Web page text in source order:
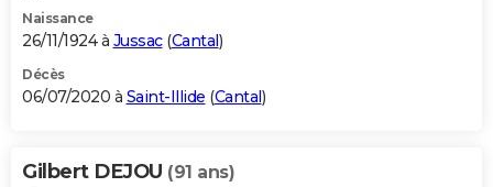
Naissance
26/11/1924 à Jussac(Cantal )
Décès
06/07/2020 à Saint-Illide (Cantal )
Gilbert DEJOU (91 ans)